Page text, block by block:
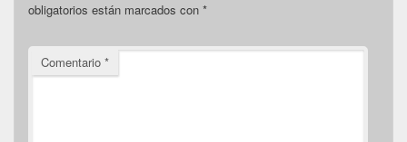
obligatorios están marcados con *
Comentario *